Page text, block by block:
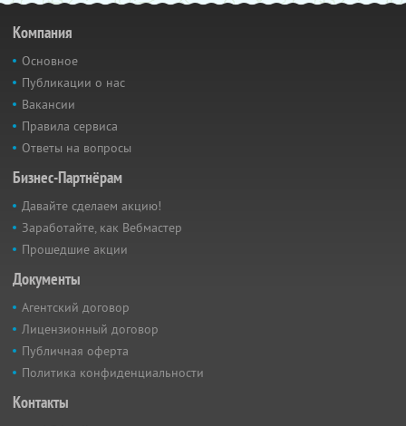
Компания
Основное
Публикации о нас
Вакансии
Правила сервиса
Ответы на вопросы
Бизнес-Партнёрам
Давайте сделаем акцию!
Заработайте, как Вебмастер
Прошедшие акции
Документы
Агентский договор
Лицензионный договор
Публичная оферта
Политика конфиденциальности
Контакты